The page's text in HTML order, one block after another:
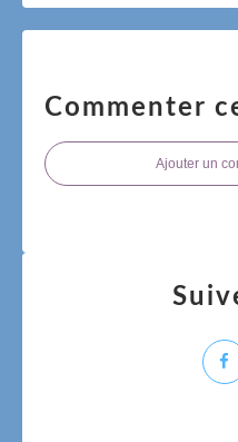
Commenter
Ajouter un